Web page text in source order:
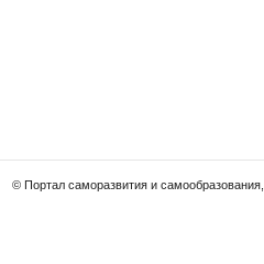
© Портал саморазвития и